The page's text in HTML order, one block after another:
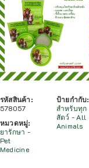
รหัสสินค้า:
578057
หมวดหมู่:
ยารักษา -
Pet
Medicine
ป้ายกำกับ:
สำหรับทุก
สัตว์ - All
Animals